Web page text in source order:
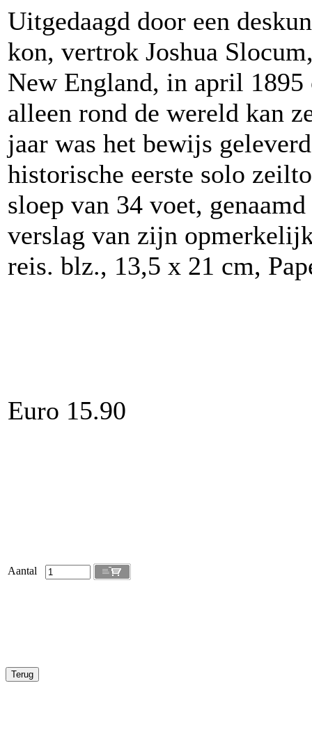
Uitgedaagd door een
kon, vertrok Joshua
New England, in april 1895
alleen rond de wereld kan
jaar was het bewijs
historische eerste solo
sloep van 34 voet,
verslag van zijn
reis. blz., 13,5 x 21 cm,
Euro 15.90
Aantal